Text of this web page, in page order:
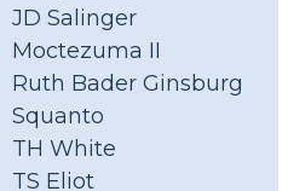
JD Salinger
Moctezuma II
Ruth Bader Ginsburg
Squanto
TH White
TS Eliot